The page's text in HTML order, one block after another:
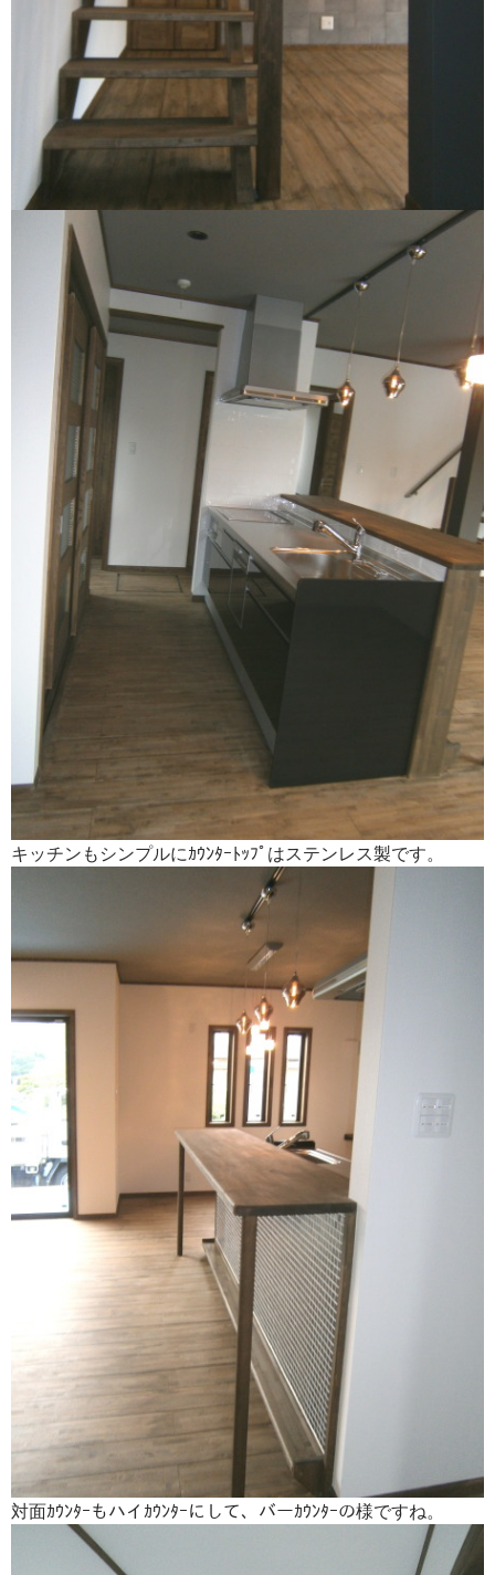
キッチンもシンプルにｶｳﾝﾀｰﾄｯﾌﾟはステンレス製です。
対面ｶｳﾝﾀｰもハイｶｳﾝﾀｰにして、バーｶｳﾝﾀｰの様ですね。